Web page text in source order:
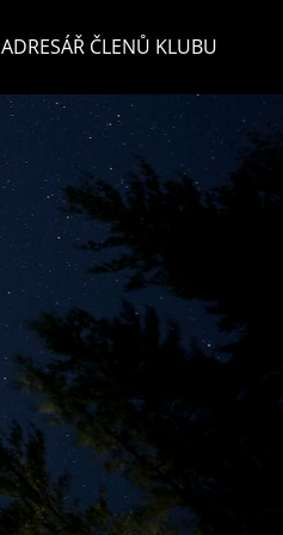
ADRESÁŘ ČLENŮ KLUBU